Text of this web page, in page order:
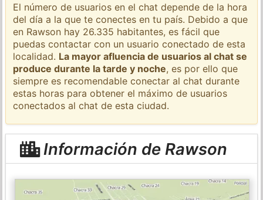
El número de usuarios en el chat depende de la hora
del día a la que te conectes en tu país. Debido a que
en Rawson hay 26.335 habitantes, es fácil que
puedas contactar con un usuario conectado de esta
localidad. La mayor afluencia de usuarios al chat se
produce durante la tarde y noche, es por ello que
siempre es recomendable conectar al chat durante
estas horas para obtener el máximo de usuarios
conectados al chat de esta ciudad.
Información de Rawson